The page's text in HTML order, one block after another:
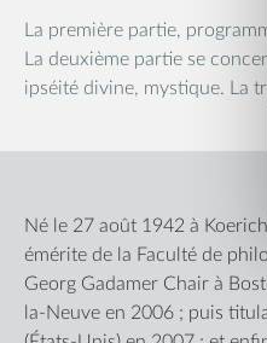
La première partie,
La deuxième partie se
ipséité divine, mystique. La
Un essai philosophique
Né le 27 août 1942 à
émérite de la Faculté de
Georg Gadamer Chair à
la-Neuve en 2006 ; puis